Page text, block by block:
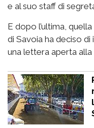
e al suo staff di
E dopo l’ultima, quella
di Savoia ha deciso
una lettera aperta alla